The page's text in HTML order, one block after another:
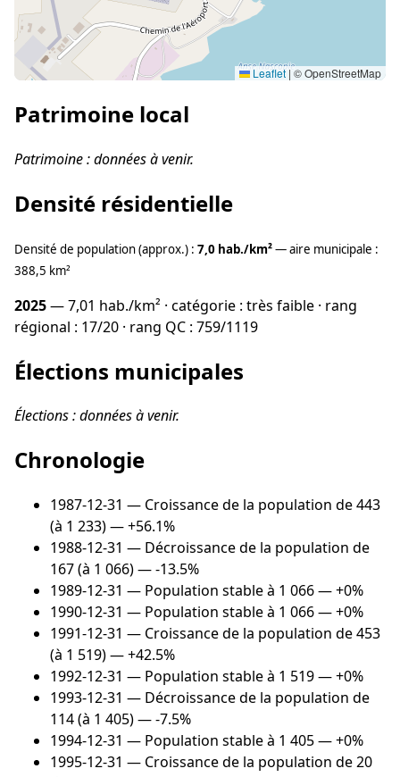
Leaflet | © OpenStreetMap
Patrimoine local
Patrimoine : données à venir.
Densité résidentielle
Densité de population (approx.) : 7,0 hab./km²— aire municipale :
388,5 km²
2025— 7,01 hab./km² · catégorie : très faible · rang
régional : 17/20 · rang QC : 759/1119
Élections municipales
Élections : données à venir.
Chronologie
1987-12-31 — Croissance de la population de 443
(à 1 233) — +56.1%
1988-12-31 — Décroissance de la population de
167 (à 1 066) — -13.5%
1989-12-31 — Population stable à 1 066 — +0%
1990-12-31 — Population stable à 1 066 — +0%
1991-12-31 — Croissance de la population de 453
(à 1 519) — +42.5%
1992-12-31 — Population stable à 1 519 — +0%
1993-12-31 — Décroissance de la population de
114 (à 1 405) — -7.5%
1994-12-31 — Population stable à 1 405 — +0%
1995-12-31 — Croissance de la population de 20